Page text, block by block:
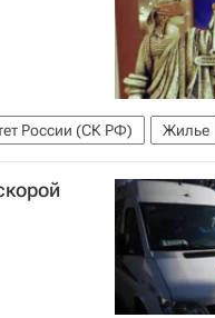
России (СК РФ)
Жилье